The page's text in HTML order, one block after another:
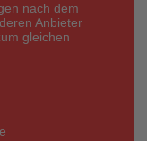
nach dem
Anbieter
gleichen